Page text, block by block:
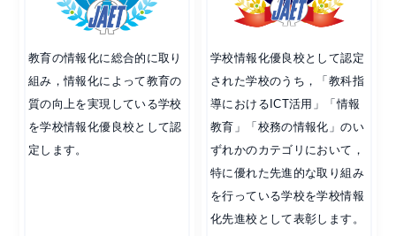
教育の情報化に総合的に取り
組み，情報化によって教育の
質の向上を実現している学校
を学校情報化優良校として認
定します。
学校情報化優良校として認定
された学校のうち，「教科指
導におけるICT活用」「情報
教育」「校務の情報化」のい
ずれかのカテゴリにおいて，
特に優れた先進的な取り組み
を行っている学校を学校情報
化先進校として表彰します。